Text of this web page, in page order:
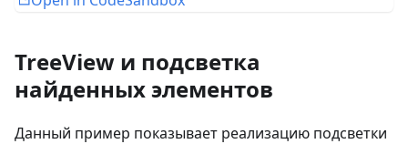
TreeView и подсветка
найденных элементов
Данный пример показывает реализацию подсветки